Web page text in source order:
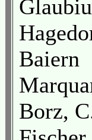
Baiern
Borz,